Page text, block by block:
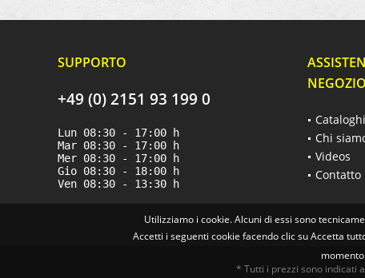
SUPPORTO
+49 (0) 2151 93 199 0
Lun 08:30 - 17:00 h
Mar 08:30 - 17:00 h
Mer 08:30 - 17:00 h
Gio 08:30 - 18:00 h
Ven 08:30 - 13:30 h
NEGOZIO
Cataloghi
Chi
Videos
Contatto
* Tutti i prezzi sono indicati
Utilizziamo i cookie. Alcuni di essi sono
Accetti i seguenti cookie facendo clic su Accetta